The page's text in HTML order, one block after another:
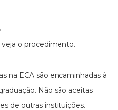
veja o procedimento.
na ECA são encaminhadas à
Não são aceitas
de outras instituições.